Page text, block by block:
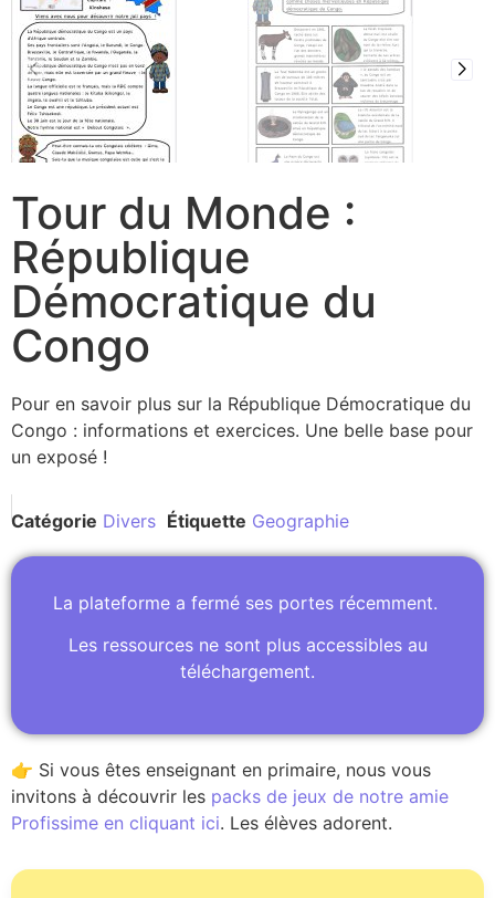
Tour du Monde :
République
Démocratique du
Congo
Pour en savoir plus sur la République Démocratique du
Congo : informations et exercices. Une belle base pour
un exposé !
Catégorie Divers Étiquette Geographie
La plateforme a fermé ses portes récemment.
Les ressources ne sont plus accessibles au
téléchargement.
👉 Si vous êtes enseignant en primaire, nous vous
invitons à découvrir les packs de jeux de notre amie
Profissime en cliquant ici. Les élèves adorent.